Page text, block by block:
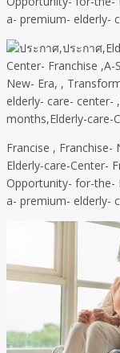
a- premium- elderly-
Francise , Franchise-
Elderly-care-Center-
Opportunity- for-the-
a- premium- elderly-